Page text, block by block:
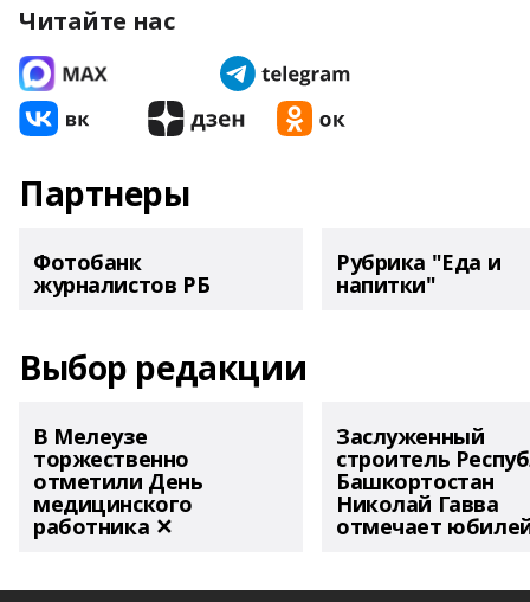
Читайте нас
Партнеры
Фотобанк
журналистов РБ
Рубрика "Еда и
напитки"
Выбор редакции
В Мелеузе
торжественно
отметили День
медицинского
работника ✕
Заслуженный
строитель
Башкортостан
Николай Гавва
отмечает